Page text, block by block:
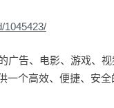
1045423/
广告、电影、游戏、
一个高效、便捷、安